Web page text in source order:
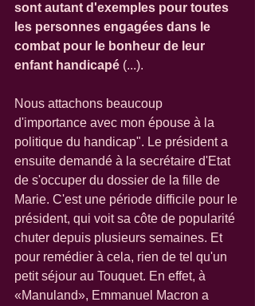
sont autant d'exemples pour toutes
les personnes engagées dans le
combat pour le bonheur de leur
enfant handicapé (...).
Nous attachons beaucoup
d'importance avec mon épouse à la
politique du handicap". Le président a
ensuite demandé à la secrétaire d'Etat
de s'occuper du dossier de la fille de
Marie. C'est une période difficile pour le
président, qui voit sa côte de popularité
chuter depuis plusieurs semaines. Et
pour remédier à cela, rien de tel qu'un
petit séjour au Touquet. En effet, à
«Manuland», Emmanuel Macron a